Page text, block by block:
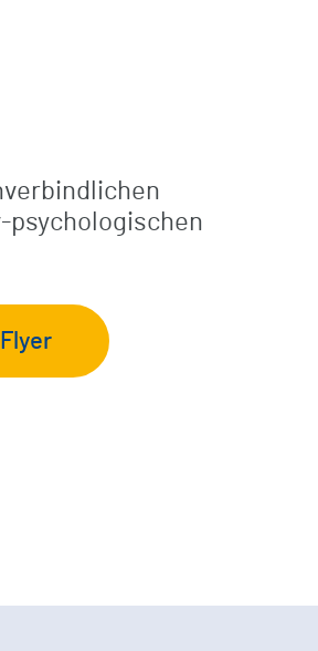
psychologischen